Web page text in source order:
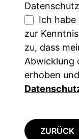
Ich
zur
zu, dass
Abwicklung
erhoben